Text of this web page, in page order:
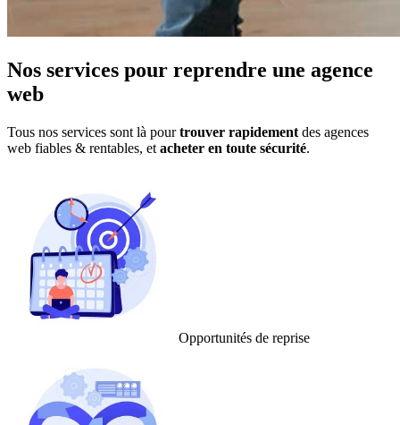
Nos services pour reprendre une agence
web
Tous nos services sont là pourtrouver rapidement des agences
web fiables & rentables, et acheter en toute sécurité.
Opportunités de reprise